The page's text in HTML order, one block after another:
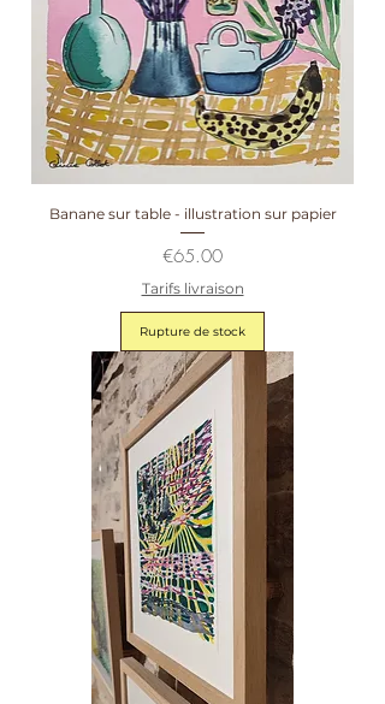
Banane sur table - illustration sur papier
Prix
€65.00
Tarifs livraison
Rupture de stock